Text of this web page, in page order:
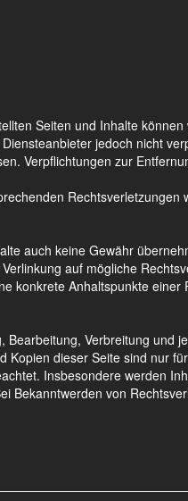
Seiten und Inhalte
jedoch nicht
Verpflichtungen zur
Rechtsverletzungen
auch keine Gewähr
auf mögliche
konkrete Anhaltspunkte einer
Bearbeitung, Verbreitung und
Kopien dieser Seite sind nur
Insbesondere werden
Bekanntwerden von